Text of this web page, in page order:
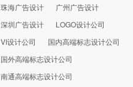
珠海广告设计
广州广告设计
深圳广告设计
LOGO设计公司
VI设计公司
国内高端标志设计公司
国外高端标志设计公司
南通高端标志设计公司